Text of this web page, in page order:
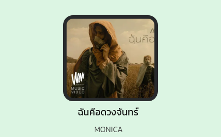
ฉันคือดวงจันทร์
MONICA